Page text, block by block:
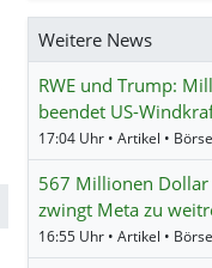
Weitere News
RWE und Trump:
beendet US-
567 Millionen Dollar
zwingt Meta zu